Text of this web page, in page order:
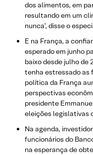
dos alimentos, em
resultando em um
nunca’, disse o
E na França, a
esperado em junho
baixo desde julho de
tenha estressado as
política da França
perspectivas
presidente
eleições legislativas
Na agenda,
funcionários do
na esperança de